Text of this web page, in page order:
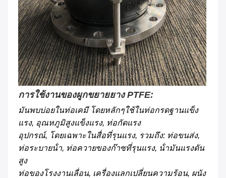
การใช้งานของผูกขยายยาง PTFE:
มันพบบ่อยในท่อเคมี โดยหลักๆใช้ในท่อกรดฐานแข็ง
แรง, อุณหภูมิสูงแข็งแรง, ท่อกัดแรง
อุปกรณ์, โดยเฉพาะในสื่อที่รุนแรง, รวมถึง: ท่อขนส่ง,
ท่อระบายน้ํา, ท่อควายของก๊าซที่รุนแรง, น้ํามันแรงดัน
สูง
ท่อของโรงงานเลื่อน, เครื่องแลกเปลี่ยนความร้อน, ผนัง